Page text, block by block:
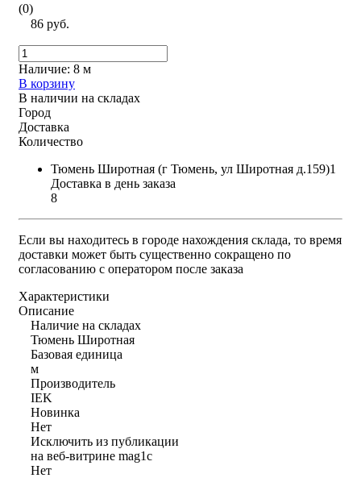
(0)
86 руб.
Наличие: 8 м
В корзину
В наличии на складах
Город
Доставка
Количество
Тюмень Широтная (г Тюмень, ул Широтная д.159)1
Доставка в день заказа
8
Если вы находитесь в городе нахождения склада, то время
доставки может быть существенно сокращено по
согласованию с оператором после заказа
Характеристики
Описание
Наличие на складах
Тюмень Широтная
Базовая единица
м
Производитель
IEK
Новинка
Нет
Исключить из публикации
на веб-витрине mag1c
Нет